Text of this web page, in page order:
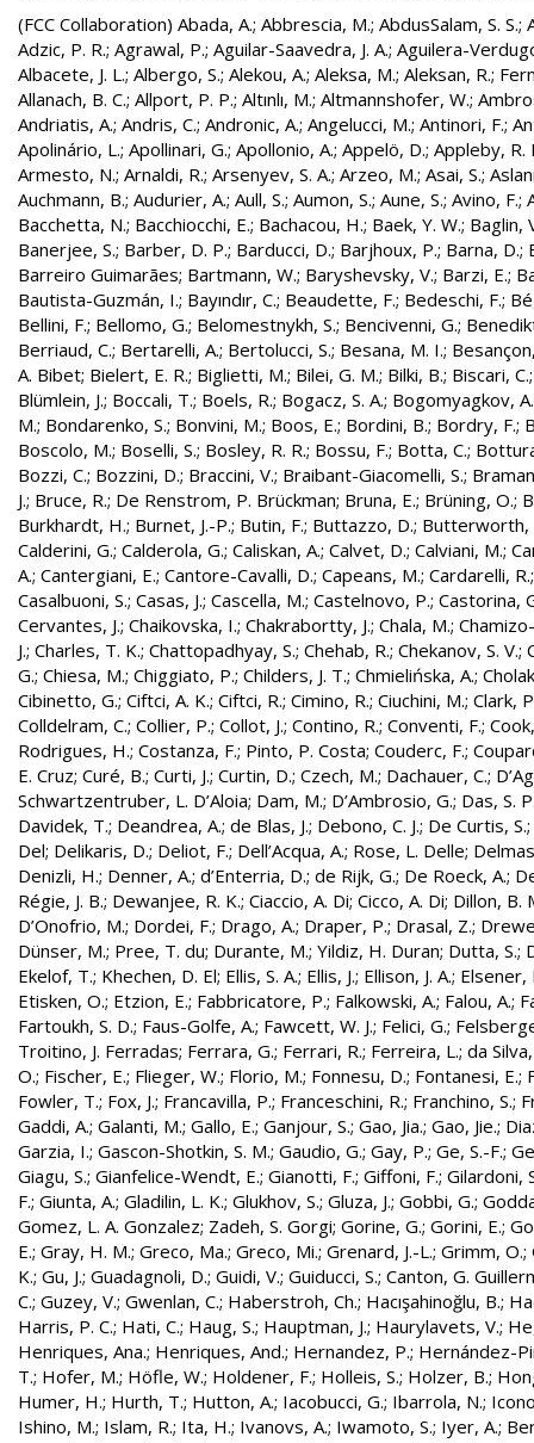
(FCC Collaboration) Abada, A.; Abbrescia, M.; AbdusSalam, S. S.;
Adzic, P. R.; Agrawal, P.; Aguilar-Saavedra, J. A.; Aguilera-
Albacete, J. L.; Albergo, S.; Alekou, A.; Aleksa, M.; Aleksan, R.;
Allanach, B. C.; Allport, P. P.; Altınlı, M.; Altmannshofer, W.;
Andriatis, A.; Andris, C.; Andronic, A.; Angelucci, M.; Antinori, F.;
Apolinário, L.; Apollinari, G.; Apollonio, A.; Appelö, D.; Appleby, R.
Armesto, N.; Arnaldi, R.; Arsenyev, S. A.; Arzeo, M.; Asai, S.;
Auchmann, B.; Audurier, A.; Aull, S.; Aumon, S.; Aune, S.; Avino, F.;
Bacchetta, N.; Bacchiocchi, E.; Bachacou, H.; Baek, Y. W.; Baglin,
Banerjee, S.; Barber, D. P.; Barducci, D.; Barjhoux, P.; Barna, D.;
Barreiro Guimarães; Bartmann, W.; Baryshevsky, V.; Barzi, E.;
Bautista-Guzmán, I.; Bayındır, C.; Beaudette, F.; Bedeschi, F.;
Bellini, F.; Bellomo, G.; Belomestnykh, S.; Bencivenni, G.;
Berriaud, C.; Bertarelli, A.; Bertolucci, S.; Besana, M. I.;
A. Bibet; Bielert, E. R.; Biglietti, M.; Bilei, G. M.; Bilki, B.; Biscari, C.
Blümlein, J.; Boccali, T.; Boels, R.; Bogacz, S. A.; Bogomyagkov, A.
M.; Bondarenko, S.; Bonvini, M.; Boos, E.; Bordini, B.; Bordry, F.;
Boscolo, M.; Boselli, S.; Bosley, R. R.; Bossu, F.; Botta, C.;
Bozzi, C.; Bozzini, D.; Braccini, V.; Braibant-Giacomelli, S.;
J.; Bruce, R.; De Renstrom, P. Brückman; Bruna, E.; Brüning, O.;
Burkhardt, H.; Burnet, J.-P.; Butin, F.; Buttazzo, D.; Butterworth,
Calderini, G.; Calderola, G.; Caliskan, A.; Calvet, D.; Calviani, M.;
A.; Cantergiani, E.; Cantore-Cavalli, D.; Capeans, M.; Cardarelli, R.
Casalbuoni, S.; Casas, J.; Cascella, M.; Castelnovo, P.; Castorina,
Cervantes, J.; Chaikovska, I.; Chakrabortty, J.; Chala, M.;
J.; Charles, T. K.; Chattopadhyay, S.; Chehab, R.; Chekanov, S. V.;
G.; Chiesa, M.; Chiggiato, P.; Childers, J. T.; Chmielińska, A.;
Cibinetto, G.; Ciftci, A. K.; Ciftci, R.; Cimino, R.; Ciuchini, M.; Clark,
Colldelram, C.; Collier, P.; Collot, J.; Contino, R.; Conventi, F.;
Rodrigues, H.; Costanza, F.; Pinto, P. Costa; Couderc, F.;
E. Cruz; Curé, B.; Curti, J.; Curtin, D.; Czech, M.; Dachauer, C.;
Schwartzentruber, L. D’Aloia; Dam, M.; D’Ambrosio, G.; Das, S.
Davidek, T.; Deandrea, A.; de Blas, J.; Debono, C. J.; De Curtis, S.;
Del; Delikaris, D.; Deliot, F.; Dell’Acqua, A.; Rose, L. Delle;
Denizli, H.; Denner, A.; d’Enterria, D.; de Rijk, G.; De Roeck, A.;
Régie, J. B.; Dewanjee, R. K.; Ciaccio, A. Di; Cicco, A. Di; Dillon, B.
D’Onofrio, M.; Dordei, F.; Drago, A.; Draper, P.; Drasal, Z.;
Dünser, M.; Pree, T. du; Durante, M.; Yildiz, H. Duran; Dutta, S.;
Ekelof, T.; Khechen, D. El; Ellis, S. A.; Ellis, J.; Ellison, J. A.; Elsener,
Etisken, O.; Etzion, E.; Fabbricatore, P.; Falkowski, A.; Falou, A.;
Fartoukh, S. D.; Faus-Golfe, A.; Fawcett, W. J.; Felici, G.;
Troitino, J. Ferradas; Ferrara, G.; Ferrari, R.; Ferreira, L.; da
O.; Fischer, E.; Flieger, W.; Florio, M.; Fonnesu, D.; Fontanesi, E.;
Fowler, T.; Fox, J.; Francavilla, P.; Franceschini, R.; Franchino, S.;
Gaddi, A.; Galanti, M.; Gallo, E.; Ganjour, S.; Gao, Jia.; Gao, Jie.;
Garzia, I.; Gascon-Shotkin, S. M.; Gaudio, G.; Gay, P.; Ge, S.-F.;
Giagu, S.; Gianfelice-Wendt, E.; Gianotti, F.; Giffoni, F.; Gilardoni,
F.; Giunta, A.; Gladilin, L. K.; Glukhov, S.; Gluza, J.; Gobbi, G.;
Gomez, L. A. Gonzalez; Zadeh, S. Gorgi; Gorine, G.; Gorini, E.;
E.; Gray, H. M.; Greco, Ma.; Greco, Mi.; Grenard, J.-L.; Grimm, O.;
K.; Gu, J.; Guadagnoli, D.; Guidi, V.; Guiducci, S.; Canton, G.
C.; Guzey, V.; Gwenlan, C.; Haberstroh, Ch.; Hacışahinoğlu, B.;
Harris, P. C.; Hati, C.; Haug, S.; Hauptman, J.; Haurylavets, V.;
Henriques, Ana.; Henriques, And.; Hernandez, P.; Hernández-
T.; Hofer, M.; Höfle, W.; Holdener, F.; Holleis, S.; Holzer, B.;
Humer, H.; Hurth, T.; Hutton, A.; Iacobucci, G.; Ibarrola, N.;
Ishino, M.; Islam, R.; Ita, H.; Ivanovs, A.; Iwamoto, S.; Iyer, A.;